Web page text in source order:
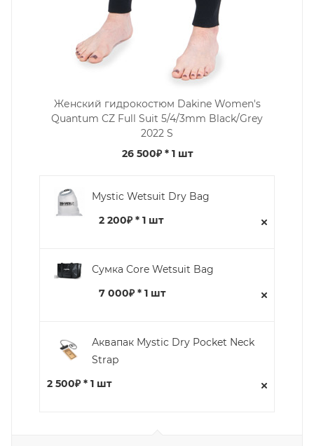
Женский гидрокостюм Dakine Women's
Quantum CZ Full Suit 5/4/3mm Black/Grey
2022 S
26 500₽* 1 шт
Mystic Wetsuit Dry Bag
2 200₽ * 1 шт
Сумка Core Wetsuit Bag
7 000₽ * 1 шт
Аквапак Mystic Dry Pocket Neck
Strap
2 500₽ * 1 шт